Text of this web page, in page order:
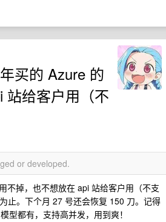
买的 Azure 的
站给客户用（不
or developed.
不掉，也不想放在 api 站给客户用（不支
止。下个月 27 号还会恢复 150 刀。记得
型都有，支持高并发，用到爽！